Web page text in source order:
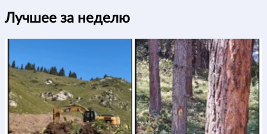
Лучшее за неделю